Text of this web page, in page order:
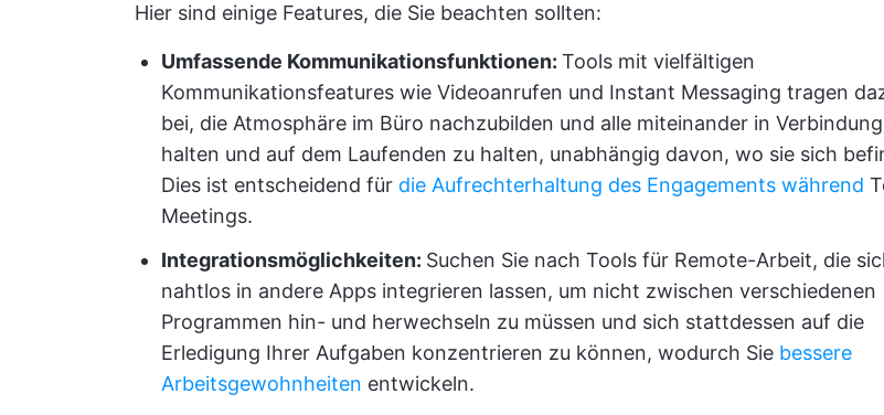
Hier sind einige Features, die Sie beachten sollten:
Umfassende Kommunikationsfunktionen: Tools mit vielfältigen
Kommunikationsfeatures wie Videoanrufen und Instant Messaging tragen
bei, die Atmosphäre im Büro nachzubilden und alle miteinander in
halten und auf dem Laufenden zu halten, unabhängig davon, wo sie sich
Dies ist entscheidend für die Aufrechterhaltung des Engagements während
Meetings.
Integrationsmöglichkeiten: Suchen Sie nach Tools für Remote-Arbeit, die
nahtlos in andere Apps integrieren lassen, um nicht zwischen verschiedenen
Programmen hin- und herwechseln zu müssen und sich stattdessen auf die
Erledigung Ihrer Aufgaben konzentrieren zu können, wodurch Sie bessere
Arbeitsgewohnheiten entwickeln.